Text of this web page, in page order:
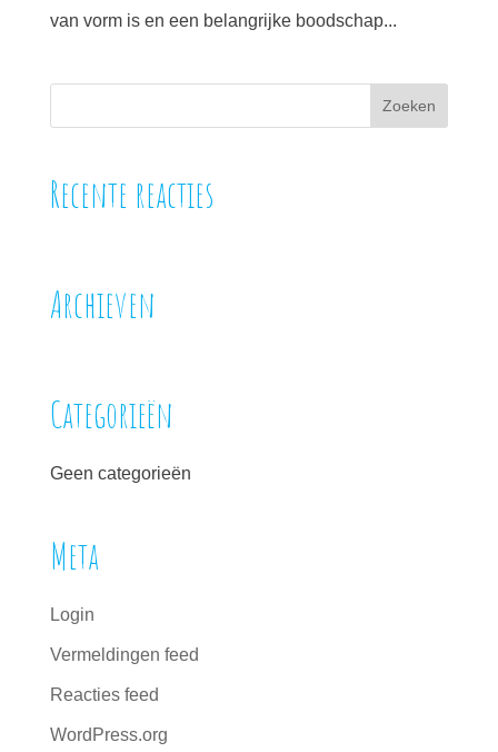
van vorm is en een belangrijke boodschap...
Recente reacties
Archieven
Categorieën
Geen categorieën
Meta
Login
Vermeldingen feed
Reacties feed
WordPress.org